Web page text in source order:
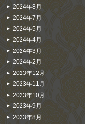
2024年8月
2024年7月
2024年5月
2024年4月
2024年3月
2024年2月
2023年12月
2023年11月
2023年10月
2023年9月
2023年8月